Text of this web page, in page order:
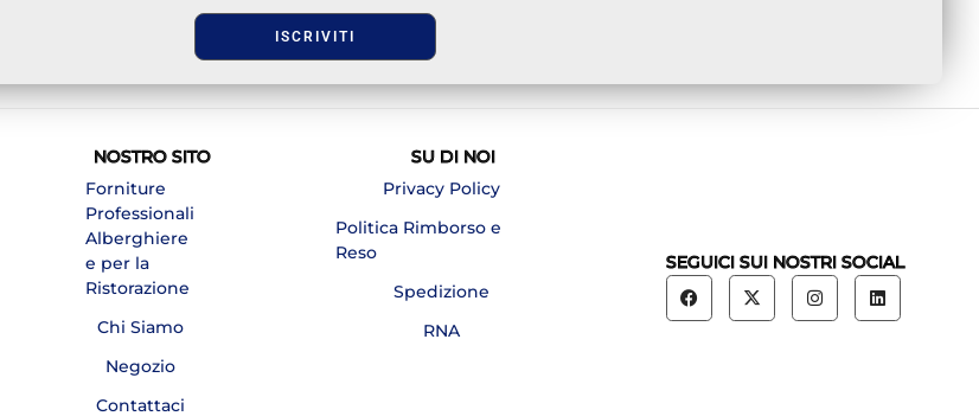
ISCRIVITI
NOSTRO SITO
Forniture
Professionali
Alberghiere
e per la
Ristorazione
Chi Siamo
Negozio
Contattaci
SU DI NOI
Privacy Policy
Politica Rimborso e
Reso
Spedizione
RNA
SEGUICI SUI NOSTRI SOCIAL